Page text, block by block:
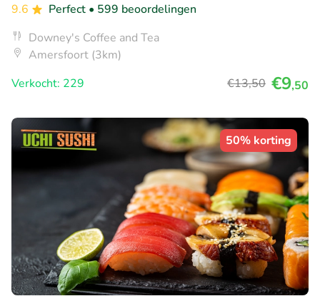
9.6
Perfect • 599 beoordelingen
Downey's Coffee and Tea
Amersfoort (3km)
Verkocht: 229
€13,50 €9,50
50% korting